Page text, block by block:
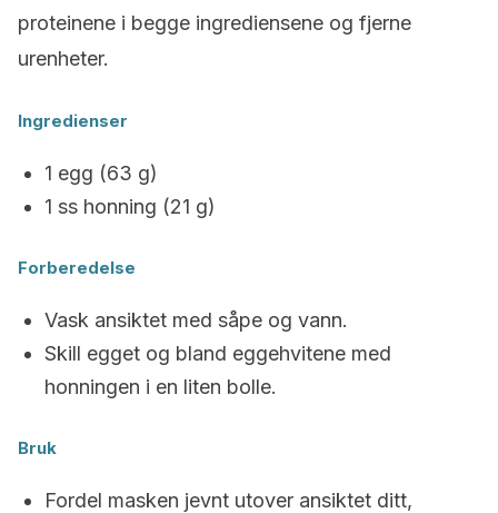
proteinene i begge ingrediensene og fjerne
urenheter.
Ingredienser
1 egg (63 g)
1 ss honning (21 g)
Forberedelse
Vask ansiktet med såpe og vann.
Skill egget og bland eggehvitene med
honningen i en liten bolle.
Bruk
Fordel masken jevnt utover ansiktet ditt,